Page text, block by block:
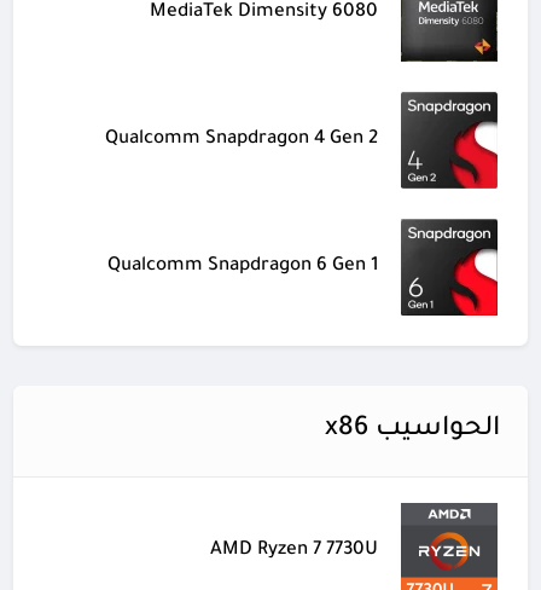
MediaTek Dimensity 6080
Qualcomm Snapdragon 4 Gen 2
Qualcomm Snapdragon 6 Gen 1
الحواسيب x86
AMD Ryzen 7 7730U